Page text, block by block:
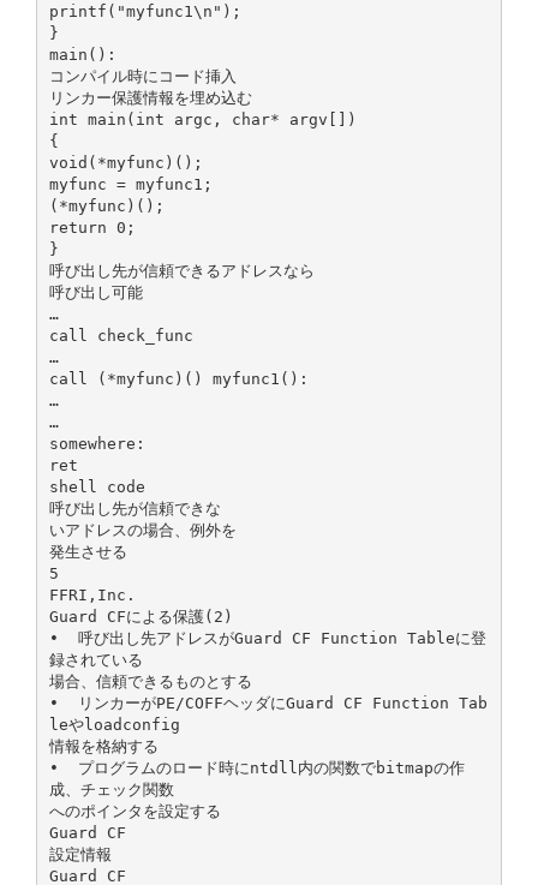
printf("myfunc1\n");
}
main():
コンパイル時にコード挿入
リンカー保護情報を埋め込む
int main(int argc, char* argv[])
{
void(*myfunc)();
myfunc = myfunc1;
(*myfunc)();
return 0;
}
呼び出し先が信頼できるアドレスなら
呼び出し可能
…
call check_func
…
call (*myfunc)() myfunc1():
…
…
somewhere:
ret
shell code
呼び出し先が信頼できな
いアドレスの場合、例外を
発生させる
5
FFRI,Inc.
Guard CFによる保護(2)
• 呼び出し先アドレスがGuard CF Function Tableに登
録されている
場合、信頼できるものとする
• リンカーがPE/COFFヘッダにGuard CF Function Tab
leやloadconfig
情報を格納する
• プログラムのロード時にntdll内の関数でbitmapの作
成、チェック関数
へのポインタを設定する
Guard CF
設定情報
Guard CF